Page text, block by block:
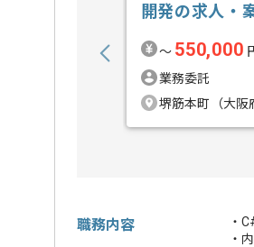
開発の求人・
〜 550,000
業務委託
堺筋本町（大阪
職務内容
・
・